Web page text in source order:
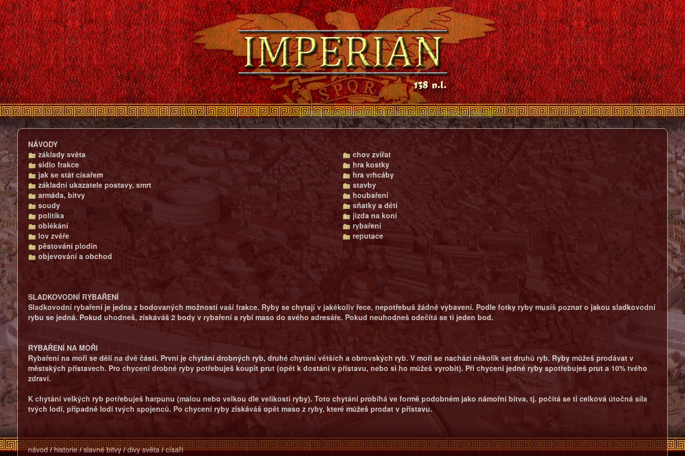
NÁVODY
základy světa
sídlo frakce
jak se stát císařem
základní ukazatele postavy, smrt
armáda, bitvy
soudy
politika
oblékání
lov zvěře
pěstování plodin
objevování a obchod
chov zvířat
hra kostky
hra vrhcáby
stavby
houbaření
sňatky a děti
jízda na koni
rybaření
reputace
SLADKOVODNÍ RYBAŘENÍ
Sladkovodní rybaření je jedna z bodovaných možností vaší frakce. Ryby se chytají v jakékoliv řece, nepotřebuš žádné vybavení. Podle fotky ryby musíš poznat o jakou sladkovodní
rybu se jedná. Pokud uhodneš, získáváš 2 body v rybaření a rybí maso do svého adresáře. Pokud neuhodneš odečítá se ti jeden bod.
RYBAŘENÍ NA MOŘI
Rybaření na moři se dělí na dvě části. První je chytání drobných ryb, druhé chytání větších a obrovských ryb. V moři se nachází několik set druhů ryb. Ryby můžeš prodávat v
městských přístavech. Pro chycení drobné ryby potřebuješ koupit prut (opět k dostání v přístavu, nebo si ho můžeš vyrobit). Při chycení jedné ryby spotřebuješ prut a 10% tvého
zdraví.
K chytání velkých ryb potřebuješ harpunu (malou nebo velkou dle velikosti ryby). Toto chytání probíhá ve formě podobném jako námořní bitva, tj. počítá se ti celková útočná síla
tvých lodí, případně lodí tvých spojenců. Po chycení ryby získáváš opět maso z ryby, které můžeš prodat v přístavu.
návod/historie/slavné bitvy/divy světa/císaři